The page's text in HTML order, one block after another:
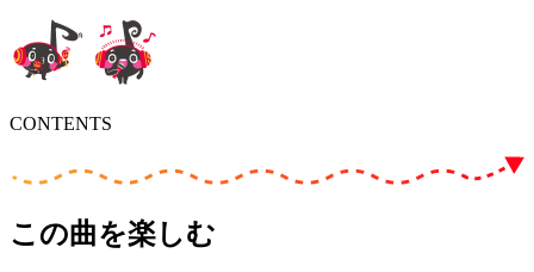
CONTENTS
この曲を楽しむ